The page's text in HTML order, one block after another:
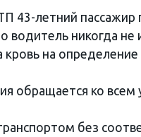
43-летний пассажир
водитель никогда
кровь на
обращается ко
без